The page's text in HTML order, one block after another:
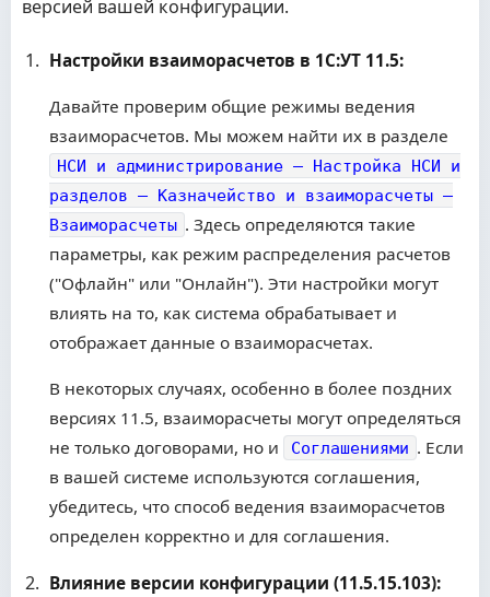
версией вашей конфигурации.
Настройки взаиморасчетов в 1С:УТ 11.5:
Давайте проверим общие режимы ведения
взаиморасчетов. Мы можем найти их в разделе
НСИ и администрирование – Настройка НСИ и
разделов – Казначейство и взаиморасчеты –
Взаиморасчеты . Здесь определяются такие
параметры, как режим распределения расчетов
("Офлайн" или "Онлайн"). Эти настройки могут
влиять на то, как система обрабатывает и
отображает данные о взаиморасчетах.
В некоторых случаях, особенно в более поздних
версиях 11.5, взаиморасчеты могут определяться
не только договорами, но и
Соглашениями . Если
в вашей системе используются соглашения,
убедитесь, что способ ведения взаиморасчетов
определен корректно и для соглашения.
Влияние версии конфигурации (11.5.15.103):